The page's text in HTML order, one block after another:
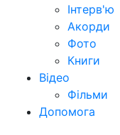
Інтерв'ю
Акорди
Фото
Книги
Відео
Фільми
Допомога